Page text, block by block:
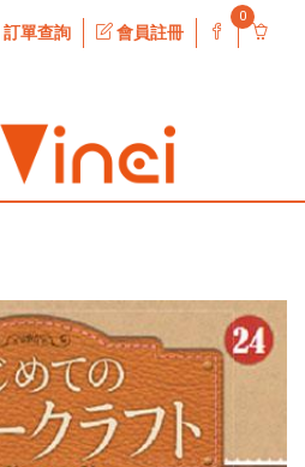
訂單查詢 會員註冊
0